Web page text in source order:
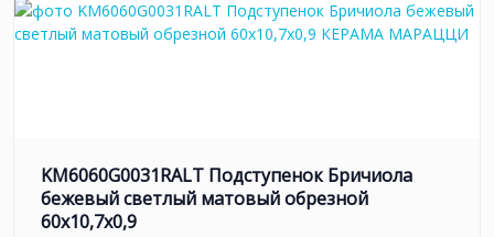
KM6060G0031RALT Подступенок Бричиола
бежевый светлый матовый обрезной
60x10,7x0,9